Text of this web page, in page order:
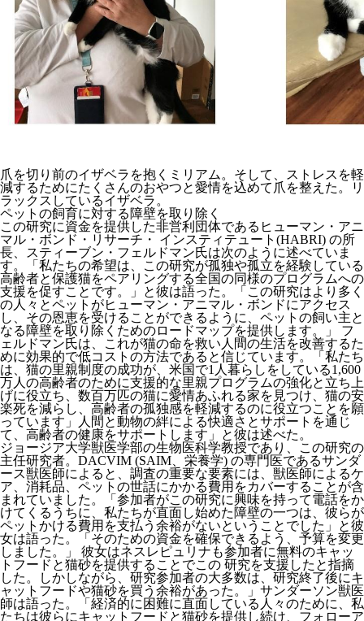
爪を切り前のイザベラを抱くミリアム。そして、ストレスを軽
減するためにたくさんのおやつと愛情を込めて爪を整えた。リ
ラックスしているイザベラ。
ペットの飼育に対する障壁を取り除く
この研究に資金を提供した非営利団体であるヒューマン・アニ
マル・ボンド・リサーチ・ インスティテュート(HABRI) の所
長、スティーブン・フェルドマン氏は次のように述べていま
す。「私たちの希望は、この研究が孤独や孤立を経験している
高齢者と保護猫をペアリングする全国の同様のプログラムへの
支援を促すことです。」と彼は語った。「この研究はより多く
の人々とペットがヒューマン・アニマル・ボンドにアクセス
し、その恩恵を受けることができるように、ペットの飼い主と
なる障壁を取り除くためのロードマップを提供します。」 フ
ェルドマン氏は、これが猫の命を救い人間の生活を改善するた
めに効果的で低コストの方法であると信じています。「私たち
は、猫の里親制度の成功が、米国で1人暮らしをしている1,600
万人の高齢者のために支援的な里親プログラムの強化と立ち上
げに役立ち、数百万匹の猫に愛情あふれる家を見つけ、猫の安
楽死を減らし、高齢者の孤独感を軽減するのに役立つことを願
っています」人間と動物の絆による快適さとサポートを通じ
て、高齢者の健康をサポートします」と彼は述べた。
ジョージア大学獣医学部の生物医科学教授であり、この研究の
主任研究者。DACVIM (SAIM、栄養学) の専門医であるサンダ
ース獣医師によると、調査の重要な要素には、獣医師によるケ
ア、消耗品、ペットの世話にかかる費用をカバーすることが含
まれていました。「参加者がこの研究に興味を持って電話をか
けてくるうちに、私たちが直面し始めた障壁の一つは、彼らが
ペットかける費用を支払う余裕がないということでした」と彼
女は語った。「そのための資金を確保できるよう、予算を変更
しました。」 彼女はネスレピュリナも参加者に無料のキャッ
トフードと猫砂を提供することでこの 研究を支援したと指摘
した。しかしながら、研究参加者の大多数は、研究終了後にキ
ャットフードや猫砂を買う余裕があった。」サンダーソン獣医
師は語った。「経済的に困難に直面している人々のために、私
たちは彼らにキャットフードと猫砂を提供し続け、フォローア